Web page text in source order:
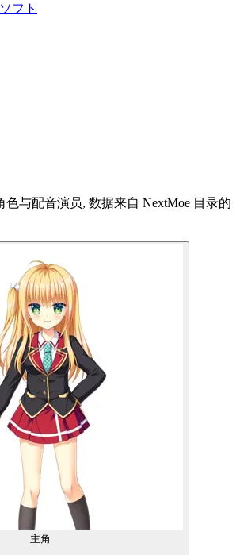
フト
色与配音演员, 数据来自 NextMoe 目录的
主角